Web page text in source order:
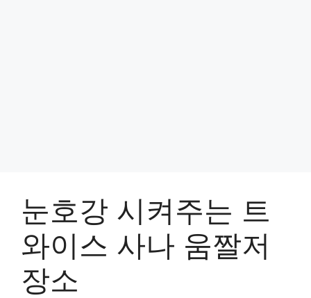
눈호강 시켜주는 트
와이스 사나 움짤저
장소